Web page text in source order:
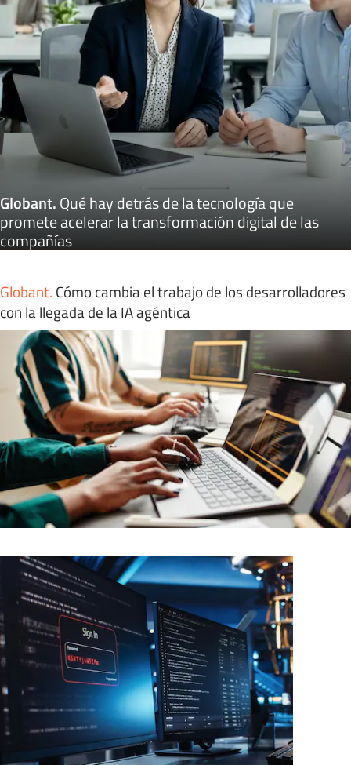
Globant.Qué hay detrás de la tecnología que
promete acelerar la transformación digital de las
compañías
Globant. Cómo cambia el trabajo de los desarrolladores
con la llegada de la IA agéntica